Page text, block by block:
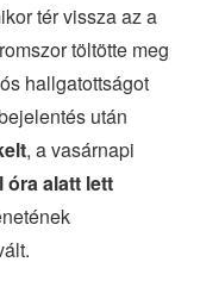
tér vissza az a
töltötte meg
hallgatottságot
után
, a vasárnapi
óra alatt lett